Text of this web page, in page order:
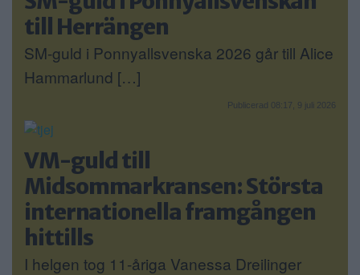
till Herrängen
SM-guld i Ponnyallsvenska 2026 går till Alice
Hammarlund […]
Publicerad 08:17, 9 juli 2026
VM-guld till
Midsommarkransen: Största
internationella framgången
hittills
I helgen tog 11-åriga Vanessa Dreilinger